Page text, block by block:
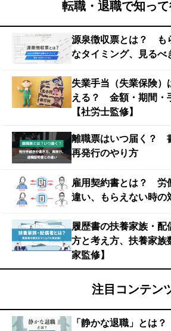
転職・退職で知っ
源泉徴収票とは？ も
なタイミング、見るべ
失業手当（失業保険）
える？ 金額・期間・
【社労士監修】
離職票はいつ届く？
再発行のやり方
雇用契約書とは？ 労
違い、もらえない時の
履歴書の扶養家族・
方と考え方、扶養家族
家監修】
注目コンテン
「静かな退職」とは